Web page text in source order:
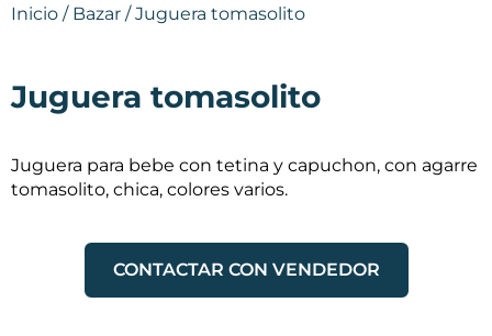
Inicio / Bazar / Juguera tomasolito
Juguera tomasolito
Juguera para bebe con tetina y capuchon, con agarre
tomasolito, chica, colores varios.
CONTACTAR CON VENDEDOR